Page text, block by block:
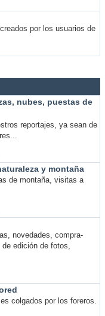
por los usuarios de
nubes, puestas de
reportajes, ya sean de
y montaña
de montaña, visitas a
novedades, compra-
edición de fotos,
colgados por los foreros.